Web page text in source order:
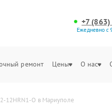
+7
Ежедневно с
ремонт Цены О нас
12HRN1-O в Мариуполе